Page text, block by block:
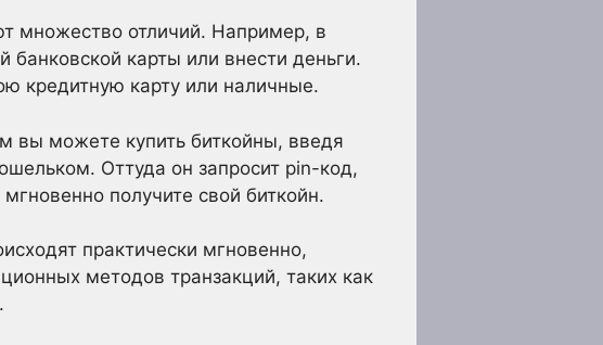
множество отличий. Например, в
карты или внести деньги.
кредитную карту или наличные.
вы можете купить биткойны, введя
Оттуда он запросит pin-код,
получите свой биткойн.
практически мгновенно,
методов транзакций, таких как